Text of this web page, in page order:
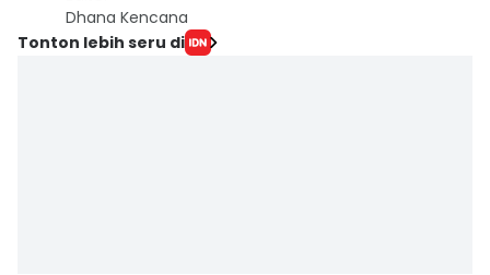
Dhana Kencana
Tonton lebih seru di